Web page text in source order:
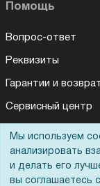
Помощь
Вопрос-ответ
Реквизиты
Гарантии и
Сервисный центр
Вакансии
Обратная связь
Для Таможенного
Мы используем
анализировать
и делать его
вы соглашаетесь